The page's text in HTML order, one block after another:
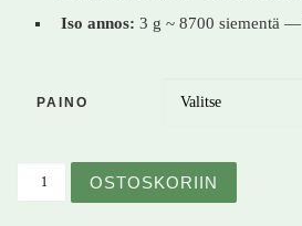
Iso annos: 3 g ~ 8700 siementä —
PAINO
OSTOSKORIIN